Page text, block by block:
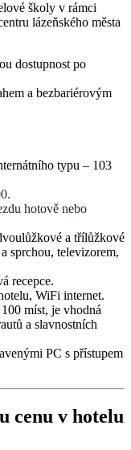
školy v rámci
lázeňského města
dostupnost po
a bezbariérovým
typu – 103
hotově nebo
a třílůžkové
sprchou, televizorem,
recepce.
WiFi internet.
míst, je vhodná
a slavnostních
PC s přístupem
cenu v hotelu